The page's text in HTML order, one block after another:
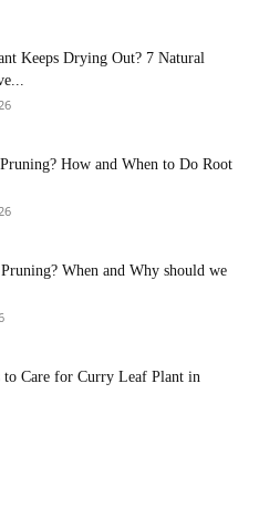
Keeps Drying Out? 7 Natural
How and When to Do Root
When and Why should we
to Care for Curry Leaf Plant in